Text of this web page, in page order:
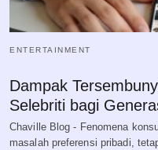
ENTERTAINMENT
Dampak
Selebriti bagi
Chaville Blog - Fenomena
masalah preferensi pribadi,